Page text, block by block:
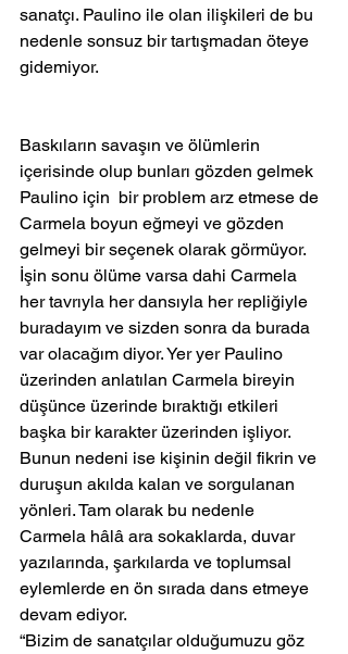
sanatçı. Paulino ile olan ilişkileri de bu
nedenle sonsuz bir tartışmadan öteye
gidemiyor.
Baskıların savaşın ve ölümlerin
içerisinde olup bunları gözden gelmek
Paulino için  bir problem arz etmese de
Carmela boyun eğmeyi ve gözden
gelmeyi bir seçenek olarak görmüyor.
İşin sonu ölüme varsa dahi Carmela
her tavrıyla her dansıyla her repliğiyle
buradayım ve sizden sonra da burada
var olacağım diyor. Yer yer Paulino
üzerinden anlatılan Carmela bireyin
düşünce üzerinde bıraktığı etkileri
başka bir karakter üzerinden işliyor.
Bunun nedeni ise kişinin değil fikrin ve
duruşun akılda kalan ve sorgulanan
yönleri. Tam olarak bu nedenle
Carmela hâlâ ara sokaklarda, duvar
yazılarında, şarkılarda ve toplumsal
eylemlerde en ön sırada dans etmeye
devam ediyor.
“Bizim de sanatçılar olduğumuzu göz